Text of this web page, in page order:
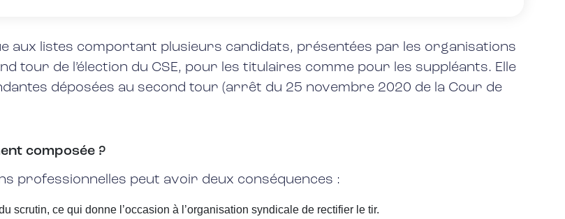
aux listes comportant plusieurs candidats, présentées par les organisations
tour de l’élection du CSE, pour les titulaires comme pour les suppléants. Elle
déposées au second tour (arrêt du 25 novembre 2020 de la Cour de
composée ?
professionnelles peut avoir deux conséquences :
scrutin, ce qui donne l’occasion à l’organisation syndicale de rectifier le tir.